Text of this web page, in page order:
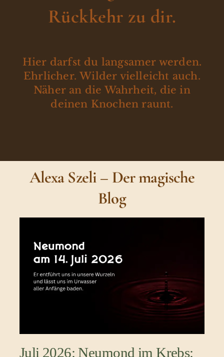
Rückkehr zu dir.
Hier darfst du langsamer werden.
Ehrlicher. Wilder vielleicht auch.
Näher an die Wahrheit, die in
deinen Knochen raunt.
Alexa Szeli – Der magische
Blog
Juli 2026: Neumond im Krebs: